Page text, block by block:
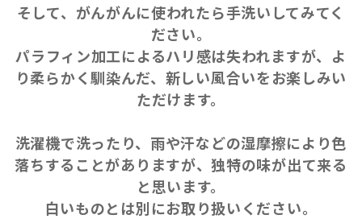
そして、がんがんに使われたら手洗いしてみてく
ださい。
パラフィン加工によるハリ感は失われますが、よ
り柔らかく馴染んだ、新しい風合いをお楽しみい
ただけます。
洗濯機で洗ったり、雨や汗などの湿摩擦により色
落ちすることがありますが、独特の味が出て来る
と思います。
白いものとは別にお取り扱いください。